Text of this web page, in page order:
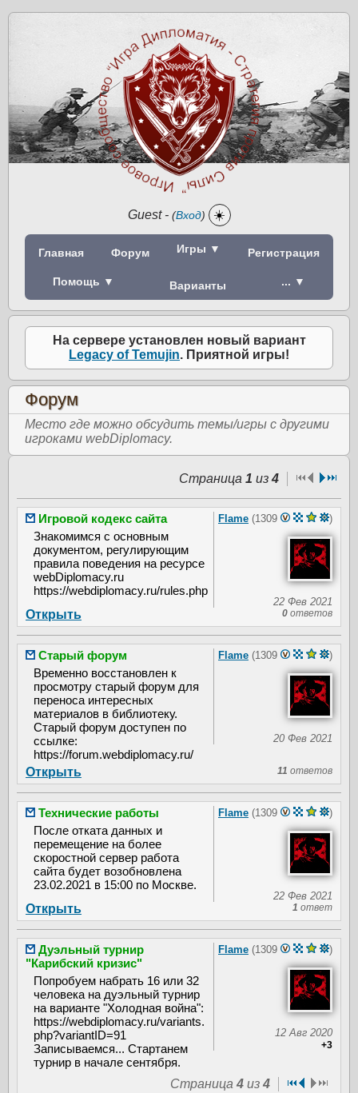
Guest- (Вход) ☀️
Главная Форум Игры ▼ Регистрация
Помощь ▼ Варианты ... ▼
На сервере установлен новый вариант
Legacy of Temujin. Приятной игры!
Форум
Место где можно обсудить темы/игры с другими
игроками webDiplomacy.
Страница 1 из4
Flame (1309 )
22 Фев 2021
Игровой кодекс сайта
Знакомимся с основным
документом, регулирующим
правила поведения на ресурсе
webDiplomacy.ru
https://webdiplomacy.ru/rules.php
0 ответов
Открыть
Flame (1309 )
20 Фев 2021
Старый форум
Временно восстановлен к
просмотру старый форум для
переноса интересных
материалов в библиотеку.
Старый форум доступен по
ссылке:
https://forum.webdiplomacy.ru/
11 ответов
Открыть
Flame (1309 )
22 Фев 2021
Технические работы
После отката данных и
перемещение на более
скоростной сервер работа
сайта будет возобновлена
23.02.2021 в 15:00 по Москве.
1 ответ
Открыть
Flame (1309 )
12 Авг 2020
+3
Дуэльный турнир
"Карибский кризис"
Попробуем набрать 16 или 32
человека на дуэльный турнир
на варианте "Холодная война":
https://webdiplomacy.ru/variants.
php?variantID=91
Записываемся... Стартанем
турнир в начале сентября.
Страница 4 из 4